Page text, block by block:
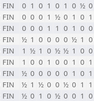
FIN 0 1 0 1 0 1 0 ½ 0
FIN 0 0 0 1 ½ 0 1 0 1
FIN 0 0 0 1 1 0 1 0 0
FIN ½ 1 0 0 0 0 ½ 1 0
FIN 1 ½ 1 0 ½ ½ 1 0 0
FIN 1 0 0 1 0 0 1 0 1
FIN ½ 0 0 0 0 0 1 0 1
FIN ½ 1 ½ 0 0 ½ 0 1 1
FIN ½ 0 1 0 ½ 0 0 1 0